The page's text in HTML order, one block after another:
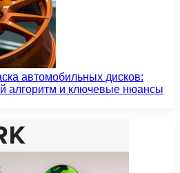
автомобильных дисков:
алгоритм и ключевые нюансы